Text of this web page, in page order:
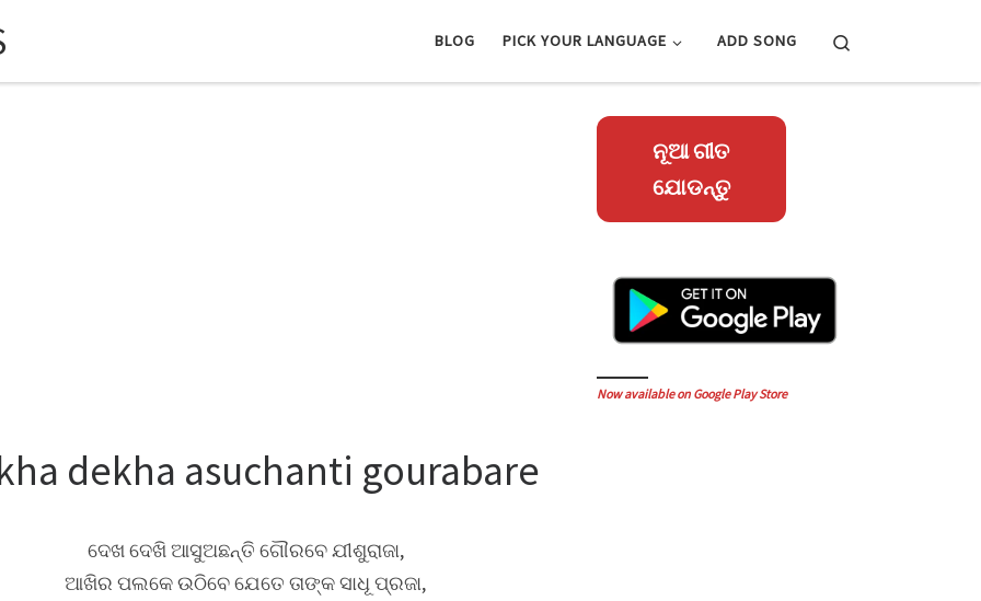
BLOG PICK YOUR LANGUAGE ADD SONG
dekha asuchanti gourabare
ଦେଖ ଦେଖି ଆସୁଅଛନ୍ତି ଗୌରବେ ଯୀଶୁରାଜା,
ଆଖିର ପଲକେ ଉଠିବେ ଯେତେ ତାଙ୍କ ସାଧୂ ପ୍ରଜା,
ନୂଆ ଗୀତ
ଯୋଡନ୍ତୁ
Now available on Google Play Store